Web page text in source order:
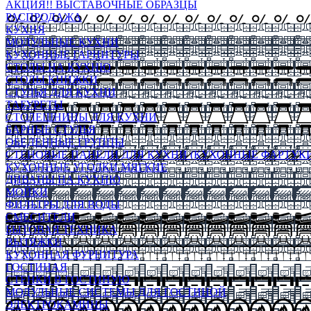
АКЦИЯ!! ВЫСТАВОЧНЫЕ ОБРАЗЦЫ
РАСПРОДАЖА
КУХНЯ
МОДУЛЬНЫЕ КУХНИ
КУХОННЫЕ ГАРНИТУРЫ
СТОЛЫ НА КУХНЮ
СТОЛЫ КНИЖКИ
СТУЛЬЯ ДЛЯ КУХНИ
ТАБУРЕТЫ
СТОЛЕШНИЦЫ ДЛЯ КУХНИ
БАРНЫЕ СТУЛЬЯ
ОБЕДЕННЫЕ ГРУППЫ
СТЕНОВЫЕ ПАНЕЛИ ДЛЯ КУХНИ (КУХОННЫЕ
КУХОННЫЕ УГОЛКИ МЯГКИЕ
ДИВАНЫ НА КУХНЮ
МОЙКИ
ФИЛЬТРЫ ДЛЯ ВОДЫ
СМЕСИТЕЛИ
БЫТОВАЯ ТЕХНИКА
ВЫТЯЖКИ
КУХОННАЯ ФУРНИТУРА
ГОСТИНАЯ
СТЕНКИ В ГОСТИНУЮ
МОДУЛЬНЫЕ СИСТЕМЫ ДЛЯ ГОСТИНОЙ
ЭЛЕКТРОКАМИНЫ